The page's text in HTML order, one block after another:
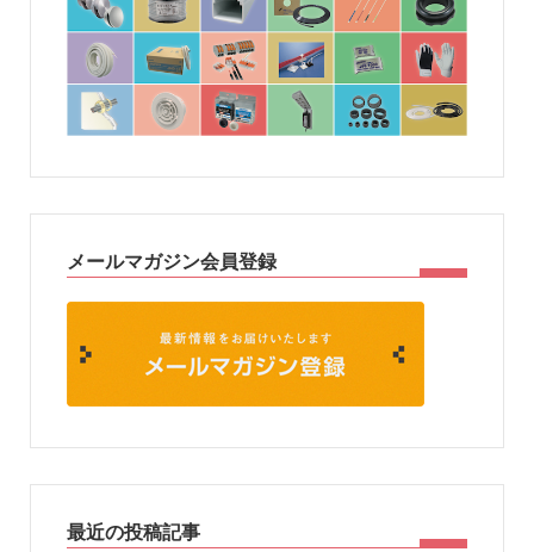
メールマガジン会員登録
最近の投稿記事